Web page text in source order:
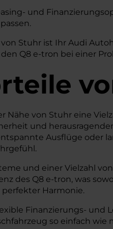
und
Stuhr ist Ihr Audi
Q8 e-tron bei einer
Nähe von Stuhr eine
und
Ausflüge oder
und einer Vielzahl
des Q8 e-tron, was
Harmonie.
Finanzierungs- und
so einfach